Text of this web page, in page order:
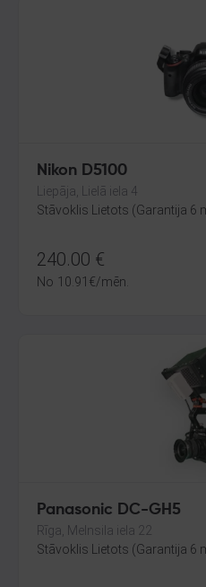
Nikon D5100
Liepāja, Lielā iela 4
Stāvoklis Lietots (Garantija 6
240.00 €
No 10.91 €/mēn.
Panasonic DC-GH5
Rīga, Melnsila iela 22
Stāvoklis Lietots (Garantija 6